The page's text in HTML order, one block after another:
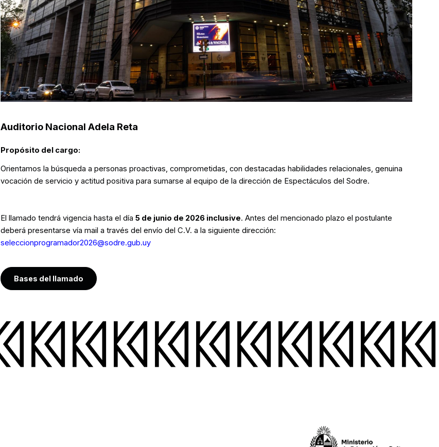
Auditorio Nacional Adela Reta
Propósito del cargo:
Orientamos la búsqueda a personas proactivas, comprometidas, con destacadas habilidades relacionales, genuina
vocación de servicio y actitud positiva para sumarse al equipo de la dirección de Espectáculos del Sodre.
El llamado tendrá vigencia hasta el día 5 de junio de 2026 inclusive. Antes del mencionado plazo el postulante
deberá presentarse vía mail a través del envío del C.V. a la siguiente dirección:
seleccionprogramador2026@sodre.gub.uy
Bases del llamado